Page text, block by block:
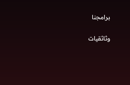
برامجنا
وثائقيات